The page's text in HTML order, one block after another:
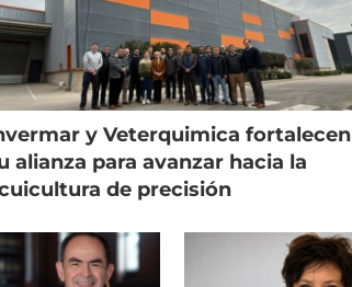
y Veterquimica fortalecen
alianza para avanzar hacia la
de precisión